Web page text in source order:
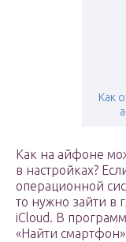
Как
Как на айфоне
в настройках?
операционной
то нужно зайти в
iCloud. В
«Найти